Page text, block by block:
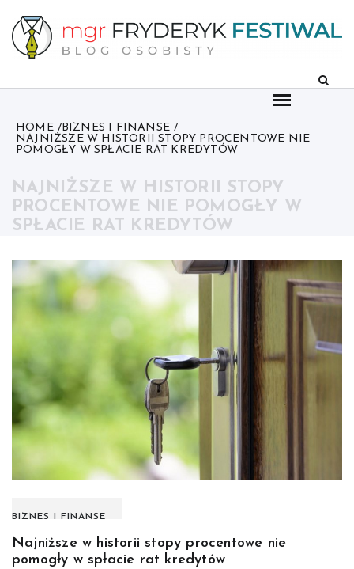
content
HOME
BIZNES I FINANSE
NAJNIŻSZE W HISTORII STOPY PROCENTOWE NIE
POMOGŁY W SPŁACIE RAT KREDYTÓW
NAJNIŻSZE W HISTORII STOPY
PROCENTOWE NIE POMOGŁY W
SPŁACIE RAT KREDYTÓW
BIZNES I FINANSE
Najniższe w historii stopy procentowe nie
pomogły w spłacie rat kredytów